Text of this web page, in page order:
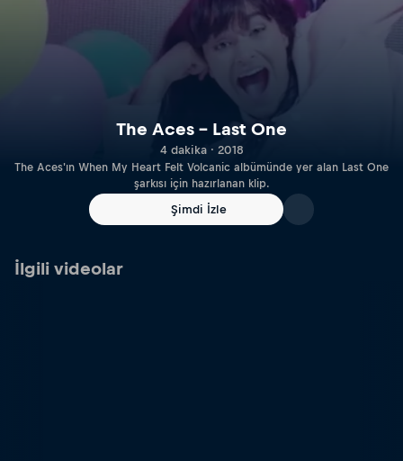
The Aces – Last One
4 dakika · 2018
The Aces'ın When My Heart Felt Volcanic albümünde yer alan Last One
şarkısı için hazırlanan klip.
Şimdi İzle
İlgili videolar